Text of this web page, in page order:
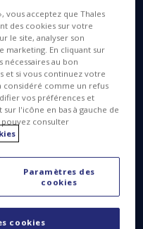
et sont un
économique à
également un rôle
À mesure que
technologies de
apparaissent,
en termes de
dans tous les
doute aujourd’hui
performances de
systèmes devront
opérant sur
basse.
vous acceptez que Thales
des cookies sur votre
le site, analyser son
En cliquant sur
nécessaires au bon
et si vous continuez votre
considéré comme un refus
vos préférences et
l'icône en bas à gauche de
consulter
Paramètres des
cookies
cookies